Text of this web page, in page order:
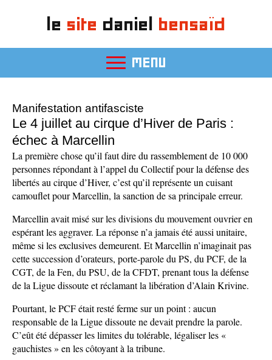
le site daniel bensaïd
MENU
Manifestation antifasciste
Le 4 juillet au cirque d’Hiver de Paris :
échec à Marcellin
La première chose qu’il faut dire du rassemblement de 10 000
personnes répondant à l’appel du Collectif pour la défense des
libertés au cirque d’Hiver, c’est qu’il représente un cuisant
camouflet pour Marcellin, la sanction de sa principale erreur.
Marcellin avait misé sur les divisions du mouvement ouvrier en
espérant les aggraver. La réponse n’a jamais été aussi unitaire,
même si les exclusives demeurent. Et Marcellin n’imaginait pas
cette succession d’orateurs, porte-parole du PS, du PCF, de la
CGT, de la Fen, du PSU, de la CFDT, prenant tous la défense
de la Ligue dissoute et réclamant la libération d’Alain Krivine.
Pourtant, le PCF était resté ferme sur un point : aucun
responsable de la Ligue dissoute ne devait prendre la parole.
C’eût été dépasser les limites du tolérable, légaliser les «
gauchistes » en les côtoyant à la tribune.